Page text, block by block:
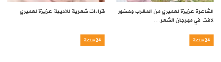
الشاعرة عزيزة لعميري من المغرب وحضور
لافت في مهرجان الشعر…
قراءات شعرية للاديبة عزيزة لعميري
24 ساعة 24 ساعة